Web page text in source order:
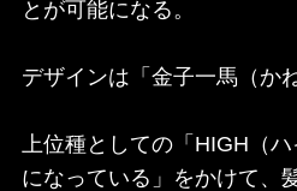
とが可能になる。
デザインは「金子一馬（か
上位種としての「HIGH（
になっている」をかけて、